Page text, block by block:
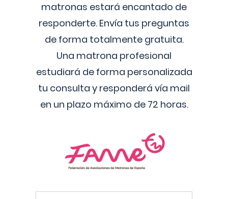
matronas estará encantado de
responderte. Envía tus preguntas
de forma totalmente gratuita.
Una matrona profesional
estudiará de forma personalizada
tu consulta y responderá vía mail
en un plazo máximo de 72 horas.